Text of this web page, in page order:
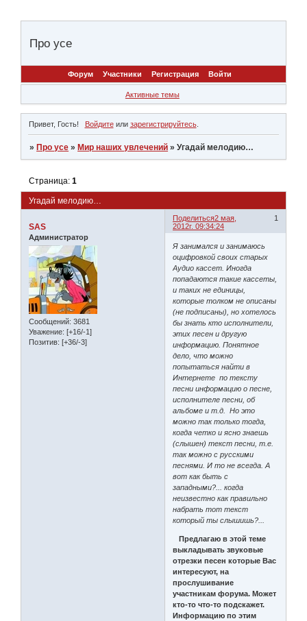
Про усе
Форум Участники Регистрация Войти
Активные темы
Привет, Гость! Войдитеили зарегистрируйтесь.
» Про усе » Мир наших увлечений »Угадай мелодию…
Угадай мелодию…
Страница:1
Поделиться 1
2 мая,
2012г. 09:34:24
SAS
Администратор
Сообщений: 3681
Уважение: [+16/-1]
Позитив: [+36/-3]
Я занимался и занимаюсь
оцифровкой своих старых
Аудио кассет. Иногда
попадаются такие кассеты,
и таких не единицы,
которые толком не описаны
(не подписаны), но хотелось
бы знать кто исполнители,
этих песен и другую
информацию. Понятное
дело, что можно
попытаться найти в
Интернете по тексту
песни информацию о песне,
исполнителе песни, об
альбоме и т.д. Но это
можно так только тогда,
когда четко и ясно знаешь
(слышен) текст песни, т.е.
так можно с русскими
песнями. И то не всегда. А
вот как быть с
западными?... когда
неизвестно как правильно
набрать тот текст
который ты слышишь?...
Предлагаю в этой теме
выкладывать звуковые
отрезки песен которые Вас
интересуют, на
прослушивание
участникам форума. Может
кто-то что-то подскажет.
Информацию по этим